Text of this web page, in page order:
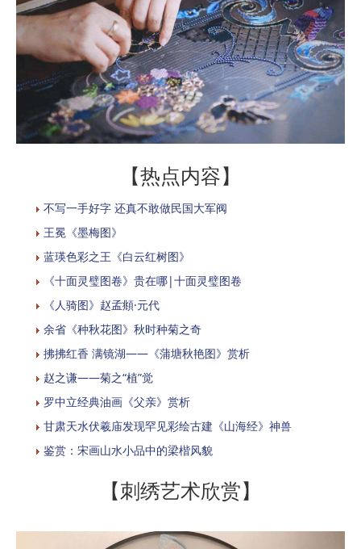
【热点内容】
不写一手好字 还真不敢做民国大军阀
​王冕《墨梅图》
蓝瑛色彩之王《白云红树图》
《十面灵璧图卷》贵在哪|十面灵璧图卷
《人骑图》赵孟頫·元代
余省《种秋花图》秋时种菊之奇
拂拂红香 满镜湖——《蒲塘秋艳图》赏析
赵之谦——菊之“植”觉
罗中立经典油画《父亲》赏析
甘肃天水伏羲庙发现罕见彩绘古建《山海经》神兽
鉴赏：宋画山水小品中的梁楷风貌
【刺绣艺术欣赏】